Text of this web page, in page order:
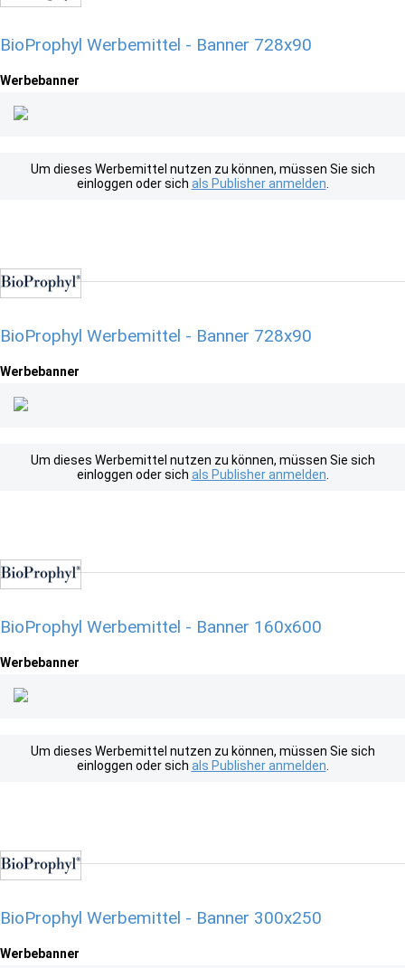
BioProphyl Werbemittel - Banner 728x90
Werbebanner
Um dieses Werbemittel nutzen zu können, müssen Sie sich
einloggen oder sich als Publisher anmelden
BioProphyl Werbemittel - Banner 728x90
Werbebanner
Um dieses Werbemittel nutzen zu können, müssen Sie sich
einloggen oder sich als Publisher anmelden
BioProphyl Werbemittel - Banner 160x600
Werbebanner
Um dieses Werbemittel nutzen zu können, müssen Sie sich
einloggen oder sich als Publisher anmelden
BioProphyl Werbemittel - Banner 300x250
Werbebanner